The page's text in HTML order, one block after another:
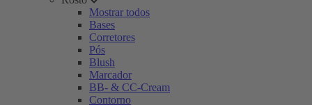
Mostrar todos
Bases
Corretores
Pós
Blush
Marcador
BB- & CC-Cream
Contorno